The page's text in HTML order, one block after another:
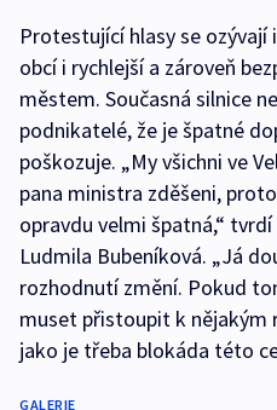
Protestující hlasy se ozývají
obcí i rychlejší a zároveň
městem. Současná silnice
podnikatelé, že je špatné
poškozuje. „My všichni ve
pana ministra zděšeni,
opravdu velmi špatná,“
Ludmila Bubeníková. „Já
rozhodnutí změní. Pokud
muset přistoupit k nějakým
jako je třeba blokáda této
GALERIE